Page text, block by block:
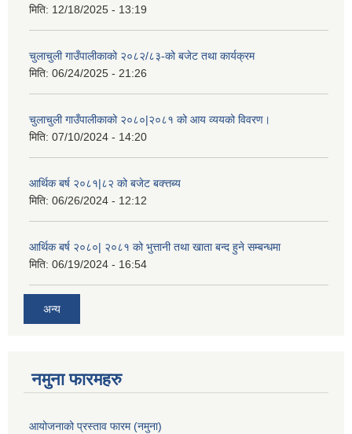
मिति: 12/18/2025 - 13:19
चुलाचुली गाउँपालीकाको २०८२/८३-को बजेट तथा कार्यक्रम
मिति: 06/24/2025 - 21:26
चुलाचुली गाउँपालीकाको २०८०|२०८१ को आय व्ययको विवरण।
मिति: 07/10/2024 - 14:20
आर्थिक बर्ष २०८१|८२ को बजेट बक्त्तब्य
मिति: 06/26/2024 - 12:12
आर्थिक बर्ष २०८०| २०८१ को भुत्तानी तथा खाता बन्द हुने सम्बन्धमा
मिति: 06/19/2024 - 16:54
अन्य
नमुना फारमहरु
आयोजनाको प्रस्ताव फारम (नमुना)